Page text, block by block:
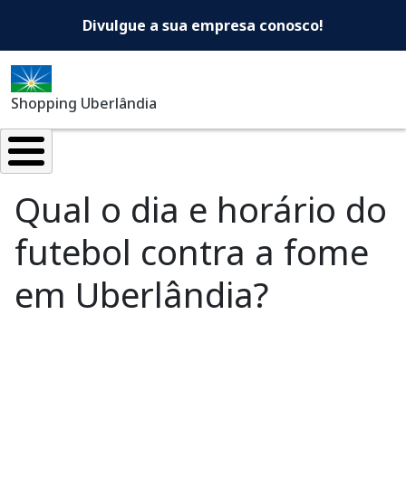
Shopping Uberlândia -
Divulgue a sua empresa conosco!
Shopping Uberlândia
Qual o dia e horário do
futebol contra a fome
em Uberlândia?